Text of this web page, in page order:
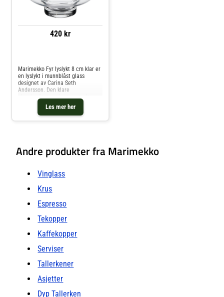
420 kr
Les mer her
Marimekko Fyr lyslykt 8 cm klar er
en lyslykt i munnblåst glass
designet av Carina Seth
Andersson. Den klare
funksjonelt uttrykk som lar lyset
komme tydelig frem. Produktet er
en del av Marimekkos
Andre produkter fra Marimekko
Vinglass
Krus
Espresso
Tekopper
Kaffekopper
Serviser
Tallerkener
Asjetter
Dyp Tallerken